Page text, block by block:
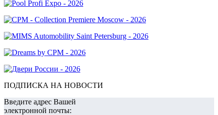
ПОДПИСКА НА НОВОСТИ
Введите адрес Вашей
электронной почты: